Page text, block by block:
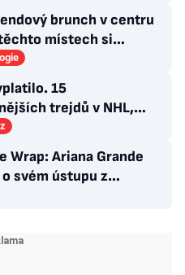
brunch v centru
místech si
užívají i místní
15
trejdů v NHL,
na poslední
Wrap: Ariana Grande
svém ústupu z
a Sophia z